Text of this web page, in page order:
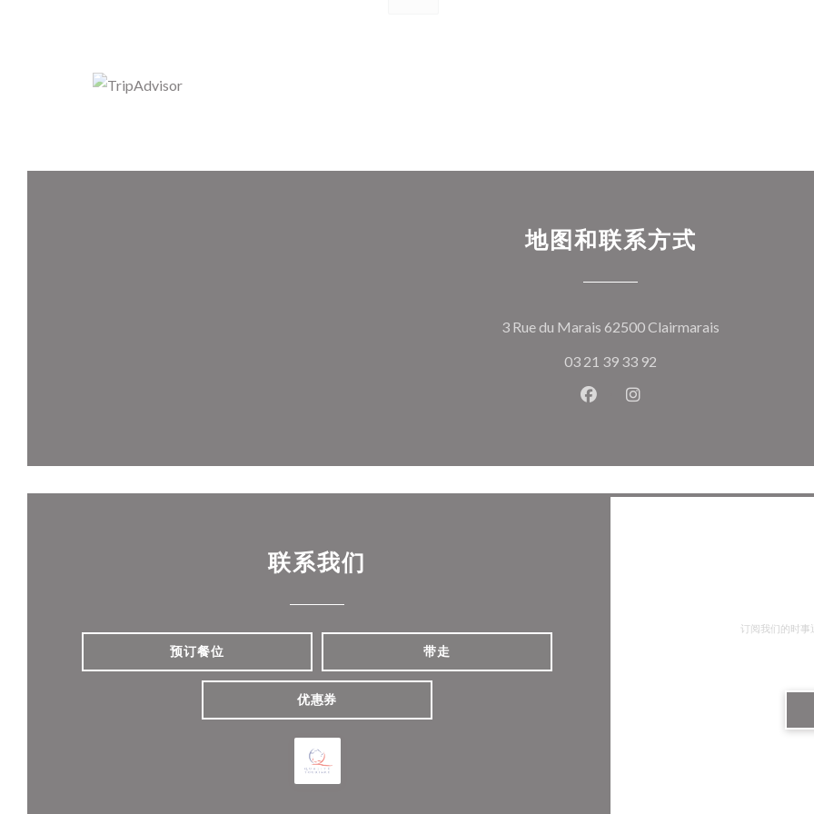
地图和联系方式
3 Rue du Marais 62500 Clairmarais
03 21 39 33 92
Facebook ((在新窗口中打开))
Instagram ((在新窗口中
联系我们
预订餐位 带走
优惠券
订阅我们的时